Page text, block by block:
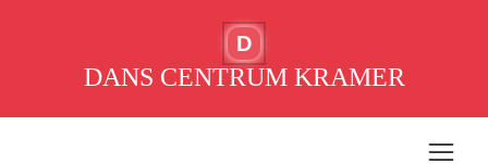
D
DANS CENTRUM KRAMER